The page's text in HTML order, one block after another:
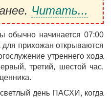
Читать...
обычно начинается 07:00
прихожан открываются
утреннего хода
третий, шестой час,
день ПАСХИ, когда